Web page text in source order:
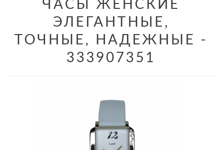
ЧАСЫ ЖЕНСКИЕ
ЭЛЕГАНТНЫЕ,
ТОЧНЫЕ, НАДЕЖНЫЕ -
333907351